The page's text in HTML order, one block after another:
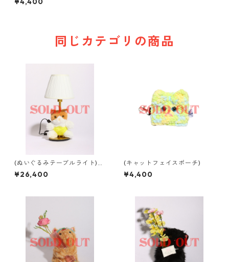
同じカテゴリの商品
(ぬいぐるみテーブルライト)b
abyちゃんライト
¥26,400
(キャットフェイスポーチ)
¥4,400